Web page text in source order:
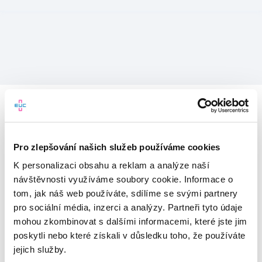
Pro zlepšování našich služeb používáme cookies
K personalizaci obsahu a reklam a analýze naší
návštěvnosti využíváme soubory cookie. Informace o
tom, jak náš web používáte, sdílíme se svými partnery
pro sociální média, inzerci a analýzy. Partneři tyto údaje
mohou zkombinovat s dalšími informacemi, které jste jim
poskytli nebo které získali v důsledku toho, že používáte
jejich služby.
Vítejte v mojeEUC